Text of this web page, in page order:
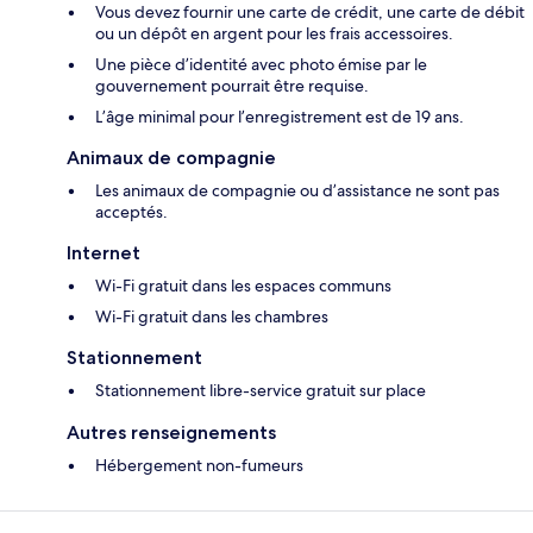
Vous devez fournir une carte de crédit, une carte de débit
ou un dépôt en argent pour les frais accessoires.
Une pièce d’identité avec photo émise par le
gouvernement pourrait être requise.
L’âge minimal pour l’enregistrement est de 19 ans.
Animaux de compagnie
Les animaux de compagnie ou d’assistance ne sont pas
acceptés.
Internet
Wi-Fi gratuit dans les espaces communs
Wi-Fi gratuit dans les chambres
Stationnement
Stationnement libre-service gratuit sur place
Autres renseignements
Hébergement non-fumeurs